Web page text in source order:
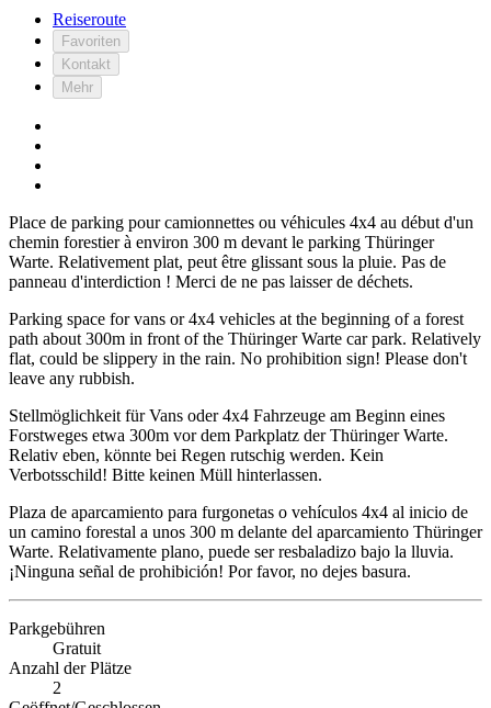
Reiseroute
Favoriten
Kontakt
Mehr
Place de parking pour camionnettes ou véhicules 4x4 au début d'un
chemin forestier à environ 300 m devant le parking Thüringer
Warte. Relativement plat, peut être glissant sous la pluie. Pas de
panneau d'interdiction ! Merci de ne pas laisser de déchets.
Parking space for vans or 4x4 vehicles at the beginning of a forest
path about 300m in front of the Thüringer Warte car park. Relatively
flat, could be slippery in the rain. No prohibition sign! Please don't
leave any rubbish.
Stellmöglichkeit für Vans oder 4x4 Fahrzeuge am Beginn eines
Forstweges etwa 300m vor dem Parkplatz der Thüringer Warte.
Relativ eben, könnte bei Regen rutschig werden. Kein
Verbotsschild! Bitte keinen Müll hinterlassen.
Plaza de aparcamiento para furgonetas o vehículos 4x4 al inicio de
un camino forestal a unos 300 m delante del aparcamiento Thüringer
Warte. Relativamente plano, puede ser resbaladizo bajo la lluvia.
¡Ninguna señal de prohibición! Por favor, no dejes basura.
Parkgebühren
Gratuit
Anzahl der Plätze
2